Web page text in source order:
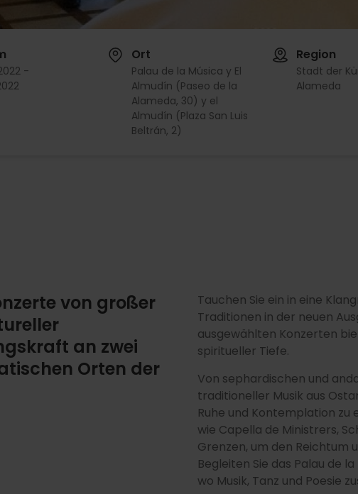
-
Ort
Palau de la Música y El
Almudín (Paseo de la
Alameda, 30) y el
Almudín (Plaza San Luis
Beltrán, 2)
Region
Stadt der
Alameda
von großer
an zwei
Orten der
Tauchen Sie ein in eine
Traditionen in der neuen
ausgewählten Konzerten
spiritueller Tiefe.
Von sephardischen und
traditioneller Musik aus
Ruhe und Kontemplation
wie Capella de Ministrers,
Grenzen, um den Reichtum
Begleiten Sie das Palau de
wo Musik, Tanz und Poesie